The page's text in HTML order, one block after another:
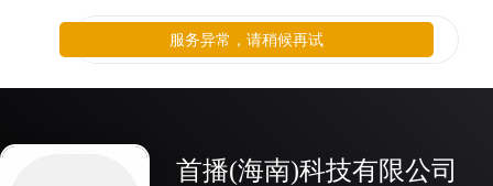
首播(海南)科技有限公司
服务异常，请稍候再试